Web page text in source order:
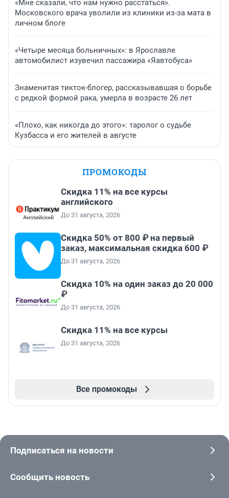
«Мне сказали, что нам нужно расстаться».
Московского врача уволили из клиники из-за мата в
личном блоге
«Четыре месяца больничных»: в Ярославле
автомобилист изувечил пассажира «Яавтобуса»
Знаменитая тикток-блогер, рассказывавшая о борьбе
с редкой формой рака, умерла в возрасте 26 лет
«Плохо, как никогда до этого»: таролог о судьбе
Кузбасса и его жителей в августе
ПРОМОКОДЫ
Скидка 11% на все курсы
английского
До 31 августа, 2026
Скидка 50% от 800 ₽ на первый
заказ, максимальная скидка 600 ₽
До 31 августа, 2026
Скидка 10% на один заказ до 20 000
₽
До 31 августа, 2026
Скидка 11% на все курсы
До 31 августа, 2026
Все промокоды
Подписаться на новости
Сообщить новость